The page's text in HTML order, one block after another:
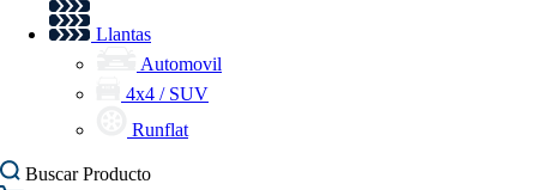
Llantas
Automovil
4x4 / SUV
Runflat
BuscarProducto